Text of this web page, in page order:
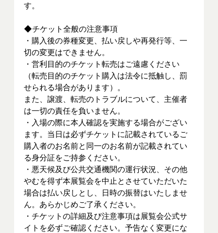
す。
◆チケット全般の注意事項
・購入後の券種変更、払い戻しや再発行等、一
切の変更はできません。
・営利目的のチケット転売はご遠慮ください
（転売目的のチケット購入は法令に抵触し、罰
せられる場合があります）。
また、譲渡、転売のトラブルについて、主催者
は一切の責任を負いません。
・入場の際に本人確認を実施する場合がござい
ます。当日は必ずチケットに記載されているご
購入者のお名前と同一のお名前が記載されてい
る身分証をご持参ください。
・悪天候及び公共交通機関の運行状況、その他
やむを得ず本展覧会を中止とさせていただいた
場合は払い戻しとし、日時の振替はいたしませ
ん。あらかじめご了承ください。
・チケットの詳細及び注意事項は展覧会公式サ
イトを必ずご確認ください。予告なく変更にな